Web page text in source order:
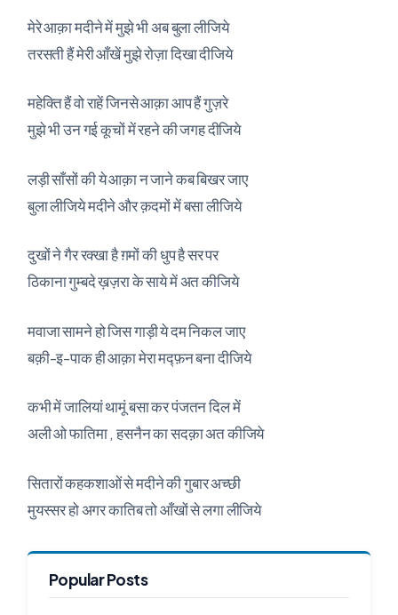
मेरे आक़ा मदीने में मुझे भी अब बुला लीजिये
तरसती हैं मेरी आँखें मुझे रोज़ा दिखा दीजिये
महेक्ति हैं वो राहें जिनसे आक़ा आप हैं गुज़रे
मुझे भी उन गई कूचों में रहने की जगह दीजिये
लड़ी साँसों की ये आक़ा न जाने कब बिखर जाए
बुला लीजिये मदीने और क़दमों में बसा लीजिये
दुखों ने गैर रक्खा है ग़मों की धुप है सर पर
ठिकाना गुम्बदे ख़ज़रा के साये में अत कीजिये
मवाजा सामने हो जिस गाड़ी ये दम निकल जाए
बक़ी-इ-पाक ही आक़ा मेरा मद्फ़न बना दीजिये
कभी में जालियां थामूं बसा कर पंजतन दिल में
अली ओ फातिमा , हसनैन का सदक़ा अत कीजिये
सितारों कहकशाओं से मदीने की गुबार अच्छी
मुयस्सर हो अगर कातिब तो आँखों से लगा लीजिये
Popular Posts